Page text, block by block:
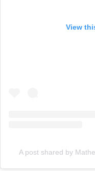
View
A post shared by